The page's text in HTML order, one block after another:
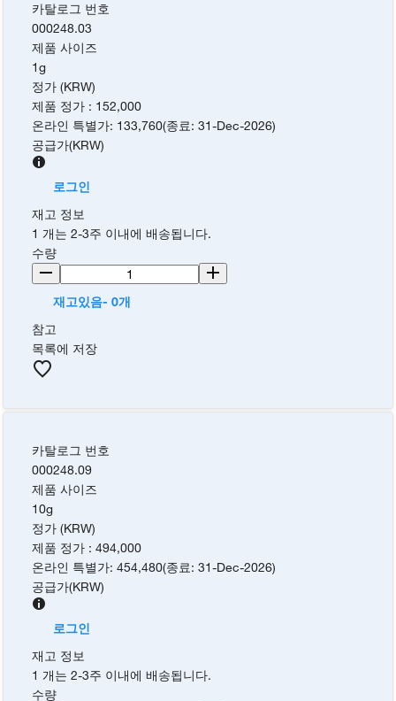
카탈로그 번호
000248.03
제품 사이즈
1g
정가 (KRW)
제품 정가 : 152,000
온라인 특별가: 133,760(종료:31-Dec-2026)
공급가(KRW)
로그인
재고 정보
1 개는 2-3주 이내에 배송됩니다.
수량
재고있음- 0개
참고
목록에 저장
카탈로그 번호
000248.09
제품 사이즈
10g
정가 (KRW)
제품 정가 :494,000
온라인 특별가:454,480(종료:31-Dec-2026)
공급가(KRW)
로그인
재고 정보
1 개는 2-3주 이내에 배송됩니다.
수량